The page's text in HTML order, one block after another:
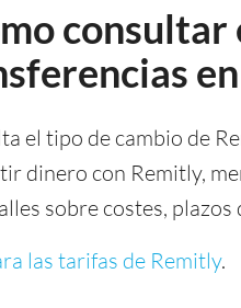
el tipo de cambio de
dinero con Remitly,
sobre costes, plazos
las tarifas de Remitly.